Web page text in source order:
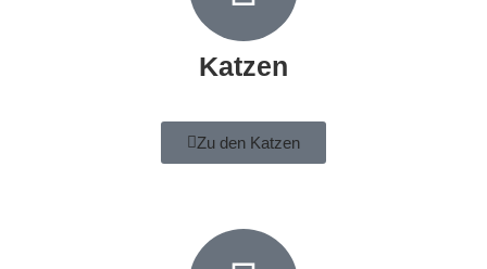
Katzen
Zu den Katzen